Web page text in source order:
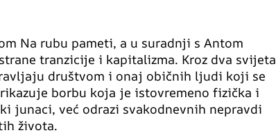
Na rubu pameti, a u suradnji s Antom
tranzicije i kapitalizma. Kroz dva svijeta
društvom i onaj običnih ljudi koji se
borbu koja je istovremeno fizička i
junaci, već odrazi svakodnevnih nepravdi
života.